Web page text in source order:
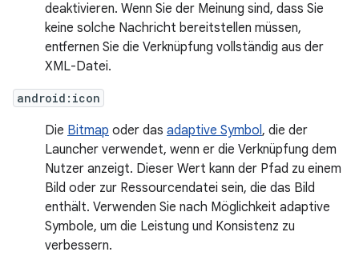
deaktivieren. Wenn Sie der Meinung sind, dass Sie
keine solche Nachricht bereitstellen müssen,
entfernen Sie die Verknüpfung vollständig aus der
XML-Datei.
android:icon
Die Bitmap oder das adaptive Symbol, die der
Launcher verwendet, wenn er die Verknüpfung dem
Nutzer anzeigt. Dieser Wert kann der Pfad zu einem
Bild oder zur Ressourcendatei sein, die das Bild
enthält. Verwenden Sie nach Möglichkeit adaptive
Symbole, um die Leistung und Konsistenz zu
verbessern.